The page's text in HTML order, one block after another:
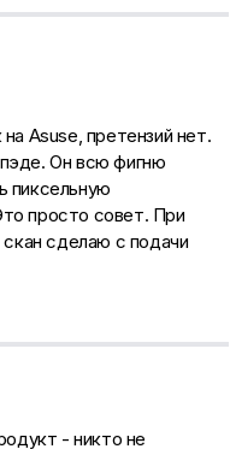
Asusе, претензий нет.
Он всю фигню
пиксельную
просто совет. При
сделаю с подачи
- никто не